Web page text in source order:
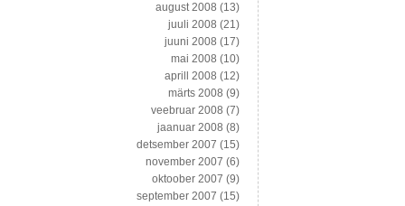
august 2008 (13)
juuli 2008 (21)
juuni 2008 (17)
mai 2008 (10)
aprill 2008 (12)
märts 2008 (9)
veebruar 2008 (7)
jaanuar 2008 (8)
detsember 2007 (15)
november 2007 (6)
oktoober 2007 (9)
september 2007 (15)